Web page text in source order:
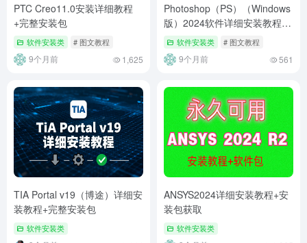
PTC Creo11.0安装详细教程
+完整安装包
软件安装类 # 图文教程
9个月前 1,625
Photoshop（PS）（Windows
版）2024软件详细安装教程
+完整安装包
软件安装类 # 图文教程
9个月前 561
TIA Portal v19（博途）详细安
装教程+完整安装包
软件安装类
ANSYS2024详细安装教程+安
装包获取
软件安装类